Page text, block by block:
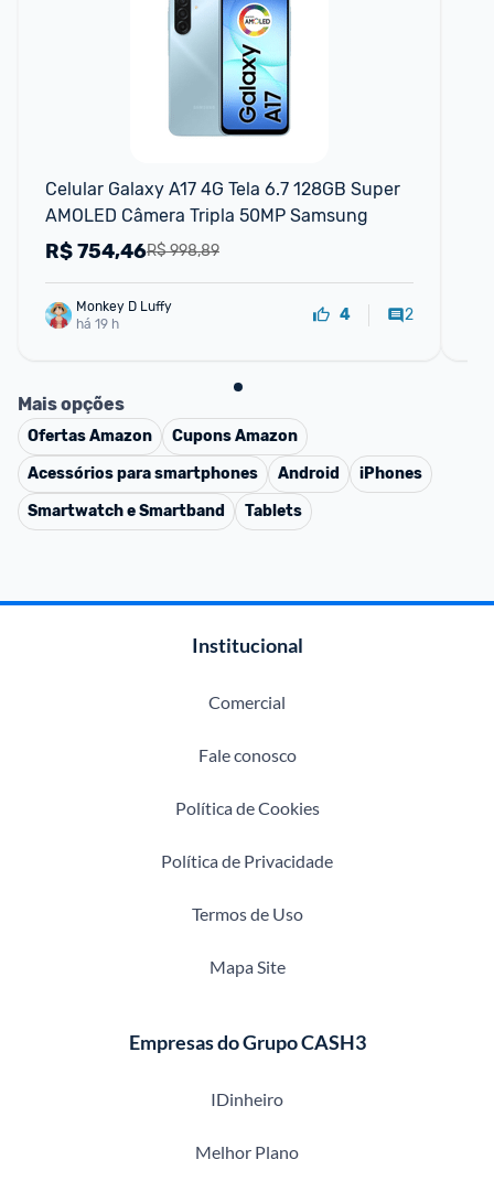
Celular Galaxy A17 4G Tela 6.7 128GB Super
AMOLED Câmera Tripla 50MP Samsung
R$ 998,89
R$754,46
Monkey D Luffy
há 19 h
4 2
Mais opções
OfertasAmazon CuponsAmazon
Acessórios para smartphones
Android
iPhones
Smartwatch e Smartband
Tablets
Institucional
Comercial
Fale conosco
Política de Cookies
Política de Privacidade
Termos de Uso
Mapa Site
Empresas do Grupo CASH3
IDinheiro
Melhor Plano